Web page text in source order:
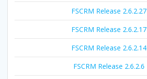
FSCRM Release 2.6.2.27
FSCRM Release 2.6.2.17
FSCRM Release 2.6.2.14
FSCRM Release 2.6.2.6